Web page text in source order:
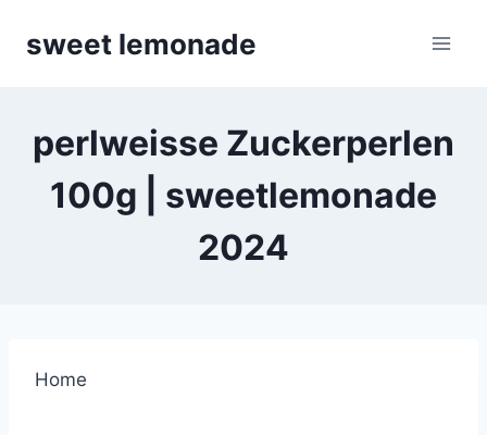
sweet lemonade
perlweisse Zuckerperlen
100g | sweetlemonade
2024
Home